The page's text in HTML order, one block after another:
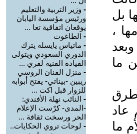
بل
،
ما
طرق
عاد
ما
- وزير التربية والتعليم
ورئيس مؤسسة اليابان
يوقعان اتفاقية تعا ...
- الطاغوت
- ماتياس يايسله يترك
الدوري السعودي ويتولى
القيادة الفنية لفري ...
- منزل الفنان الروسي
ريبين -بيناتي- يفتح أبوابه
للزوار قبل اكت ...
- النائب نهلة الأفندي:
-المدى- كرّست الإعلام
الحر ورسخت ثقافة ...
- لوحات تروي الحكايات..